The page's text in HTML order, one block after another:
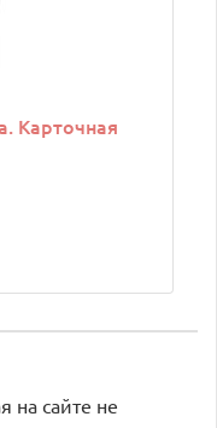
Карточная
на сайте не